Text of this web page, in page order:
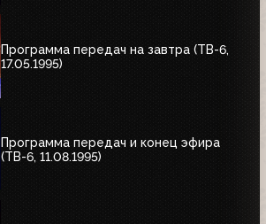
Программа передач на завтра (ТВ-6,
17.05.1995)
Программа передач и конец эфира
(ТВ-6, 11.08.1995)